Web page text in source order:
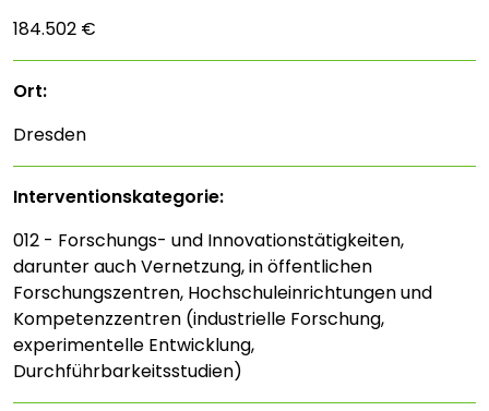
184.502 €
Ort:
Dresden
Interventions­kategorie:
012 - Forschungs- und Innovationstätigkeiten,
darunter auch Vernetzung, in öffentlichen
Forschungszentren, Hochschuleinrichtungen und
Kompetenzzentren (industrielle Forschung,
experimentelle Entwicklung,
Durchführbarkeitsstudien)